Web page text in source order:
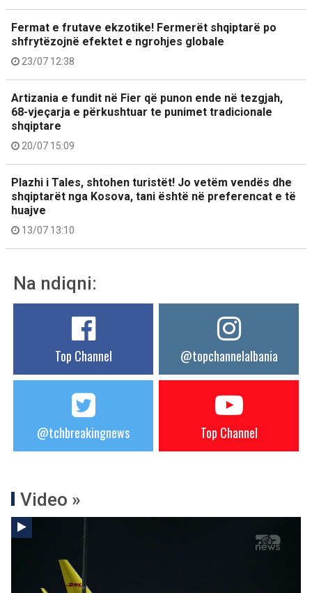
Fermat e frutave ekzotike! Fermerët shqiptarë po
shfrytëzojnë efektet e ngrohjes globale
23/07 12:38
Artizania e fundit në Fier që punon ende në tezgjah,
68-vjeçarja e përkushtuar te punimet tradicionale
shqiptare
20/07 15:09
Plazhi i Tales, shtohen turistët! Jo vetëm vendës dhe
shqiptarët nga Kosova, tani është në preferencat e të
huajve
13/07 13:10
Na ndiqni:
Top Channel @topchannelalbania
@tchbreakingnews Top Channel
Video »